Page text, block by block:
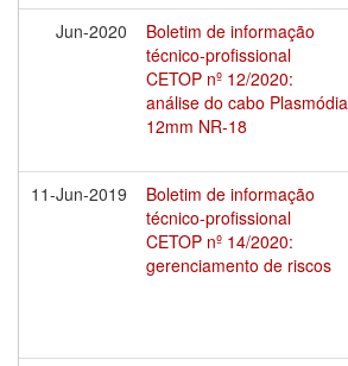
Jun-2020
Boletim de informação
técnico-profissional
CETOP nº 12/2020:
análise do cabo Plasmódia
12mm NR-18
11-Jun-2019
Boletim de informação
técnico-profissional
CETOP nº 14/2020:
gerenciamento de riscos